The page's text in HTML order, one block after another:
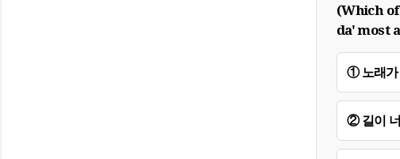
(Which
da' most
① 노래가
② 길이